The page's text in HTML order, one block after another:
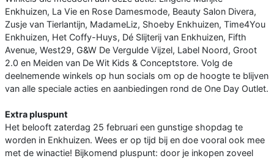
Enkhuizen, La Vie en Rose Damesmode, Beauty Salon Divera,
Zusje van Tierlantijn, MadameLiz, Shoeby Enkhuizen, Time4You
Enkhuizen, Het Coffy-Huys, Dé Slijterij van Enkhuizen, Fifth
Avenue, West29, G&W De Vergulde Vijzel, Label Noord, Groot
2.0 en Meiden van De Wit Kids & Conceptstore. Volg de
deelnemende winkels op hun socials om op de hoogte te blijven
van alle speciale acties en aanbiedingen rond de One Day Outlet.
Extra pluspunt
Het belooft zaterdag 25 februari een gunstige shopdag te
worden in Enkhuizen. Wees er op tijd bij en doe vooral ook mee
met de winactie! Bijkomend pluspunt: door je inkopen zoveel